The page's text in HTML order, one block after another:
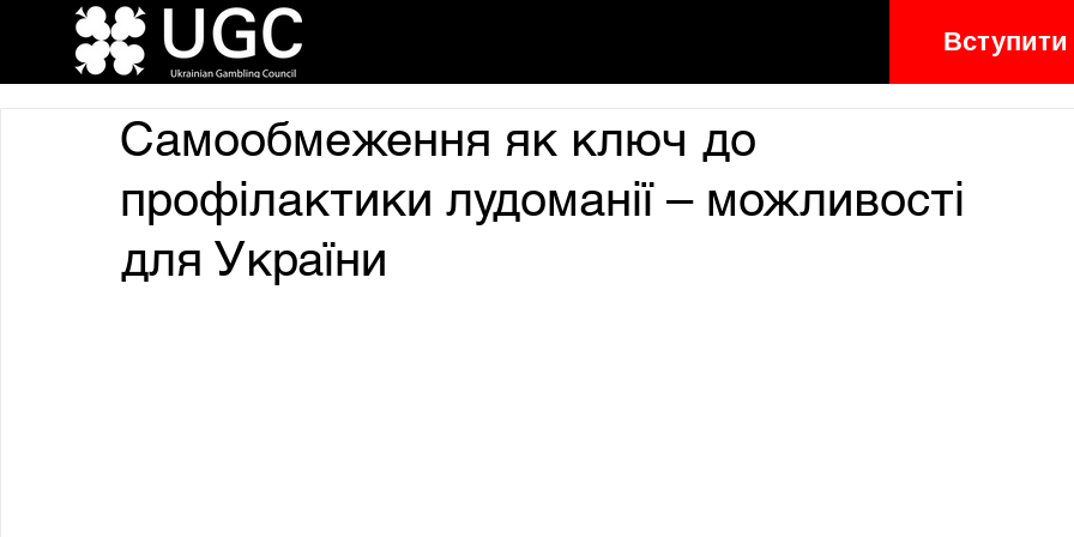
Вступити
Самообмеження як ключ до
профілактики лудоманії – можливості
для України